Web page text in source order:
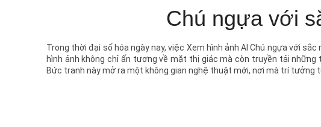
Chú ngựa với
Trong thời đại số hóa ngày nay, việc Xem hình ảnh AI Chú ngựa với
hình ảnh không chỉ ấn tượng về mặt thị giác mà còn truyền tải
Bức tranh này mở ra một không gian nghệ thuật mới, nơi mà trí tưởng